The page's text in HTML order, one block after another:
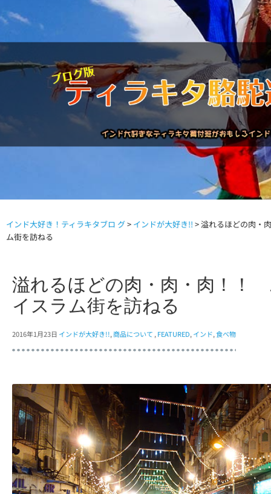
駱駝通信バックナンバー
インド大好き！ティラキタブロ グ> インドが大好き!! >溢れるほどの肉・
ム街を訪ねる
溢れるほどの肉・肉・肉！！
イスラム街を訪ねる
2016年1月23日 インドが大好き!!,商品について , FEATURED, インド,食べ物